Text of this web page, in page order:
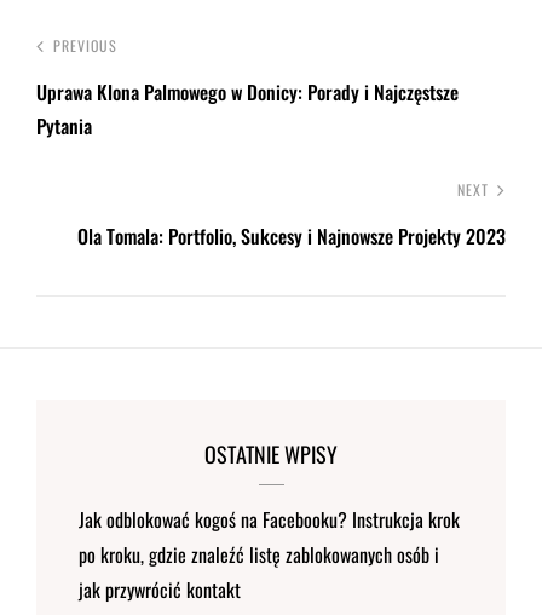
PREVIOUS
Uprawa Klona Palmowego w Donicy: Porady i Najczęstsze
Pytania
NEXT
Ola Tomala: Portfolio, Sukcesy i Najnowsze Projekty 2023
OSTATNIE WPISY
Jak odblokować kogoś na Facebooku? Instrukcja krok
po kroku, gdzie znaleźć listę zablokowanych osób i
jak przywrócić kontakt